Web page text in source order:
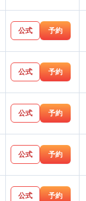
公式 予約
公式 予約
公式 予約
公式 予約
公式 予約